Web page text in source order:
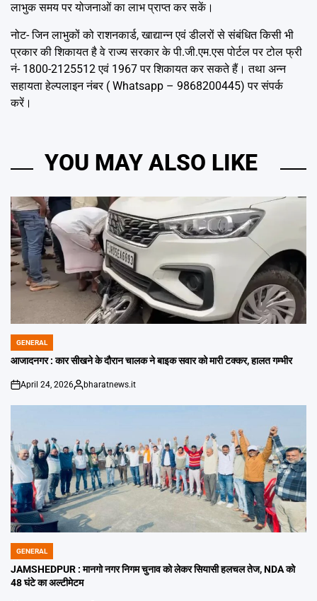
लाभुक समय पर योजनाओं का लाभ प्राप्त कर सकें।
नोट- जिन लाभुकों को राशनकार्ड, खाद्यान्न एवं डीलरों से संबंधित किसी भी
प्रकार की शिकायत है वे राज्य सरकार के पी.जी.एम.एस पोर्टल पर टोल फ्री
नं- 1800-2125512 एवं 1967 पर शिकायत कर सकते हैं। तथा अन्न
सहायता हेल्पलाइन नंबर ( Whatsapp – 9868200445) पर संपर्क
करें।
YOU MAY ALSO LIKE
POSTED
IN
GENERAL
आजादनगर : कार सीखने के दौरान चालक ने बाइक सवार को मारी टक्कर, हालत गम्भीर
on
April 24, 2026
Posted
bharatnews.it
POSTED
IN
GENERAL
JAMSHEDPUR : मानगो नगर निगम चुनाव को लेकर सियासी हलचल तेज, NDA को
48 घंटे का अल्टीमेटम